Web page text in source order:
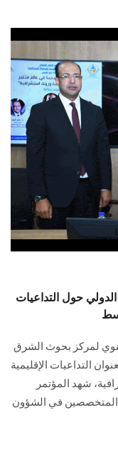
حول التداعيات
لمركز بحوث الشرق
التداعيات الإقليمية
شهد المؤتمر
المتخصصين في الشؤون